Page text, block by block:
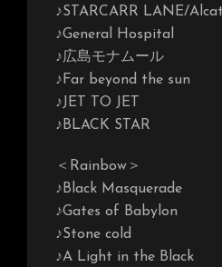
♪STARCARR LANE/
♪General Hospital
♪広島モナムール
♪Far beyond the sun
♪JET TO JET
♪BLACK STAR
＜Rainbow＞
♪Black Masquerade
♪Gates of Babylon
♪Stone cold
♪A Light in the Black